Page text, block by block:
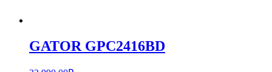
GATOR GPC2416BD